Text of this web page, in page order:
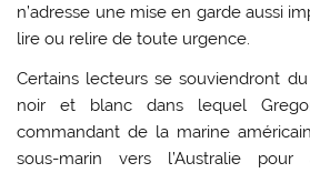
n’adresse une mise en garde aussi
lire ou relire de toute urgence.
Certains lecteurs se souviendront
noir et blanc dans lequel
commandant de la marine
sous-marin vers l’Australie